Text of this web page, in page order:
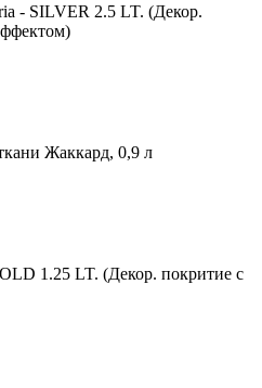
- SILVER 2.5 LT. (Декор.
Жаккард, 0,9 л
1.25 LT. (Декор. покритие с